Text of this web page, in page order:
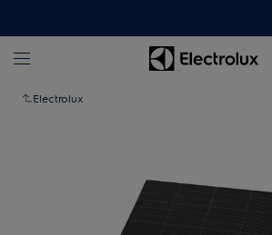
Electrolux